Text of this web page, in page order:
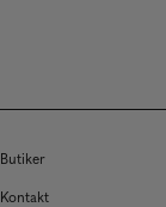
Butiker
Kontakt